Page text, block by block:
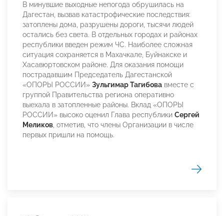
В минувшие выходные непогода обрушилась на
Дагестан, вызвав катастрофические последствия:
затоплены дома, разрушены дороги, тысячи людей
остались без света. В отдельных городах и районах
республики введен режим ЧС. Наиболее сложная
ситуация сохраняется в Махачкале, Буйнакске и
Хасавюртовском районе. Для оказания помощи
пострадавшим Председатель Дагестанской
«ОПОРЫ РОССИИ» Зульгимар Тагибова вместе с
группой Правительства региона оперативно
выехала в затопленные районы. Вклад «ОПОРЫ
РОССИИ» высоко оценил Глава республики Сергей
Меликов , отметив, что члены Организации в числе
первых пришли на помощь.